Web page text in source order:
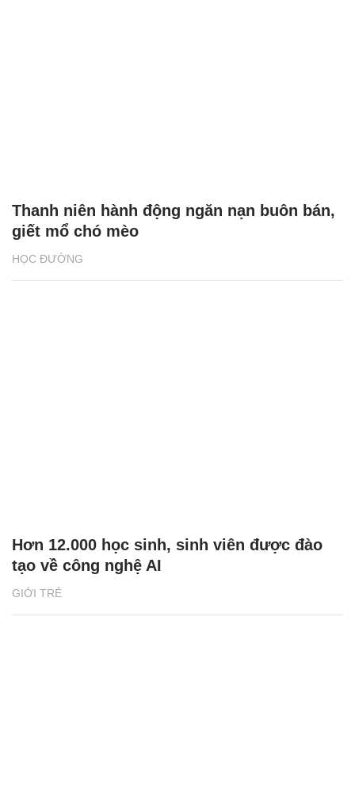
HỌC ĐƯỜNG
Thanh niên hành động ngăn nạn buôn bán,
giết mổ chó mèo
GIỚI TRẺ
Hơn 12.000 học sinh, sinh viên được đào
tạo về công nghệ AI